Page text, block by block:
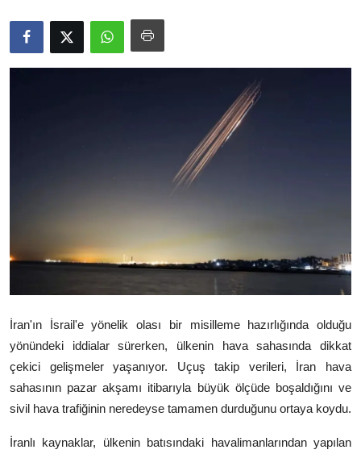
Galeri
Kurdi
İran'ın İsrail'e yönelik olası bir misilleme hazırlığında olduğu
yönündeki iddialar sürerken, ülkenin hava sahasında dikkat
çekici gelişmeler yaşanıyor. Uçuş takip verileri, İran hava
sahasının pazar akşamı itibarıyla büyük ölçüde boşaldığını ve
sivil hava trafiğinin neredeyse tamamen durduğunu ortaya koydu.
İranlı kaynaklar, ülkenin batısındaki havalimanlarından yapılan